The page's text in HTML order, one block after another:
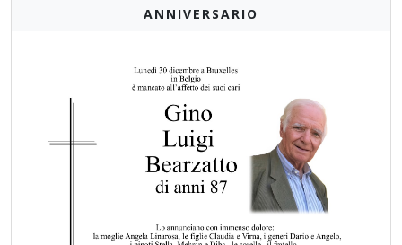
ANNIVERSARIO